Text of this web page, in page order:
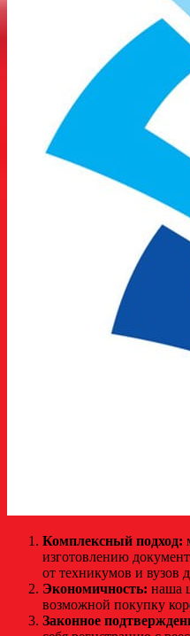
Комплексный подход:
изготовлению
от техникумов и вузов
Экономичность: наша
возможной покупку
Законное